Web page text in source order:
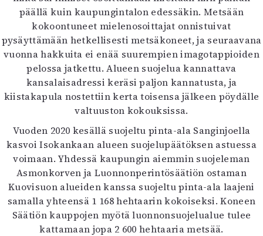
päällä kuin kaupungintalon edessäkin. Metsään
kokoontuneet mielenosoittajat onnistuivat
pysäyttämään hetkellisesti metsäkoneet, ja seuraavana
vuonna hakkuita ei enää suurempien imagotappioiden
pelossa jatkettu. Alueen suojelua kannattava
kansalaisadressi keräsi paljon kannatusta, ja
kiistakapula nostettiin kerta toisensa jälkeen pöydälle
valtuuston kokouksissa.
Vuoden 2020 kesällä suojeltu pinta-ala Sanginjoella
kasvoi Isokankaan alueen suojelupäätöksen astuessa
voimaan. Yhdessä kaupungin aiemmin suojeleman
Asmonkorven ja Luonnonperintösäätiön ostaman
Kuovisuon alueiden kanssa suojeltu pinta-ala laajeni
samalla yhteensä 1 168 hehtaarin kokoiseksi. Koneen
Säätiön kauppojen myötä luonnonsuojelualue tulee
kattamaan jopa 2 600 hehtaaria metsää.